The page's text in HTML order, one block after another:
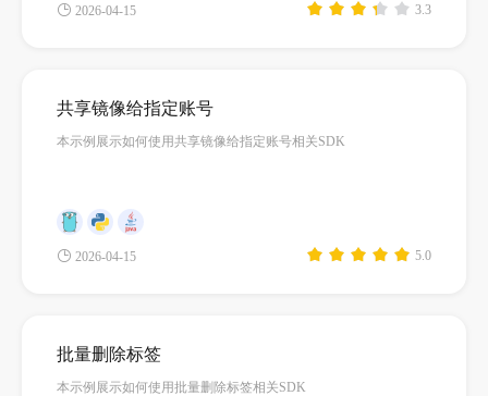
2026-04-15 3.3
共享镜像给指定账号
本示例展示如何使用共享镜像给指定账号相关SDK
2026-04-15 5.0
批量删除标签
本示例展示如何使用批量删除标签相关SDK